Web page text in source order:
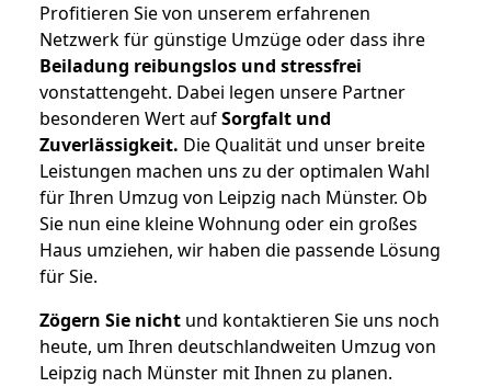
Profitieren Sie von unserem erfahrenen
Netzwerk für günstige Umzüge oder dass ihre
Beiladung reibungslos und stressfrei
vonstattengeht. Dabei legen unsere Partner
besonderen Wert aufSorgfalt und
Zuverlässigkeit. Die Qualität und unser breite
Leistungen machen uns zu der optimalen Wahl
für Ihren Umzug von Leipzig nach Münster. Ob
Sie nun eine kleine Wohnung oder ein großes
Haus umziehen, wir haben die passende Lösung
für Sie.
Zögern Sie nicht und kontaktieren Sie uns noch
heute, um Ihren deutschlandweiten Umzug von
Leipzig nach Münster mit Ihnen zu planen.